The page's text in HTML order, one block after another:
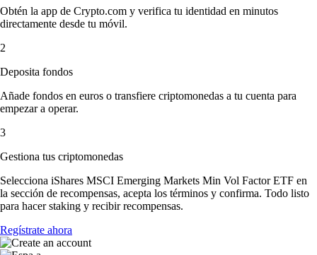
Obtén la app de Crypto.com y verifica tu identidad en minutos
directamente desde tu móvil.
2
Deposita fondos
Añade fondos en euros o transfiere criptomonedas a tu cuenta para
empezar a operar.
3
Gestiona tus criptomonedas
Selecciona iShares MSCI Emerging Markets Min Vol Factor ETF en
la sección de recompensas, acepta los términos y confirma. Todo listo
para hacer staking y recibir recompensas.
Regístrate ahora